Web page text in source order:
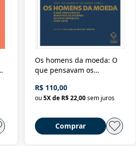
Os homens da moeda: O
que pensavam os
Nova República (1985-
2018)
R$ 110,00
ou5X de R$ 22,00sem juros
Comprar